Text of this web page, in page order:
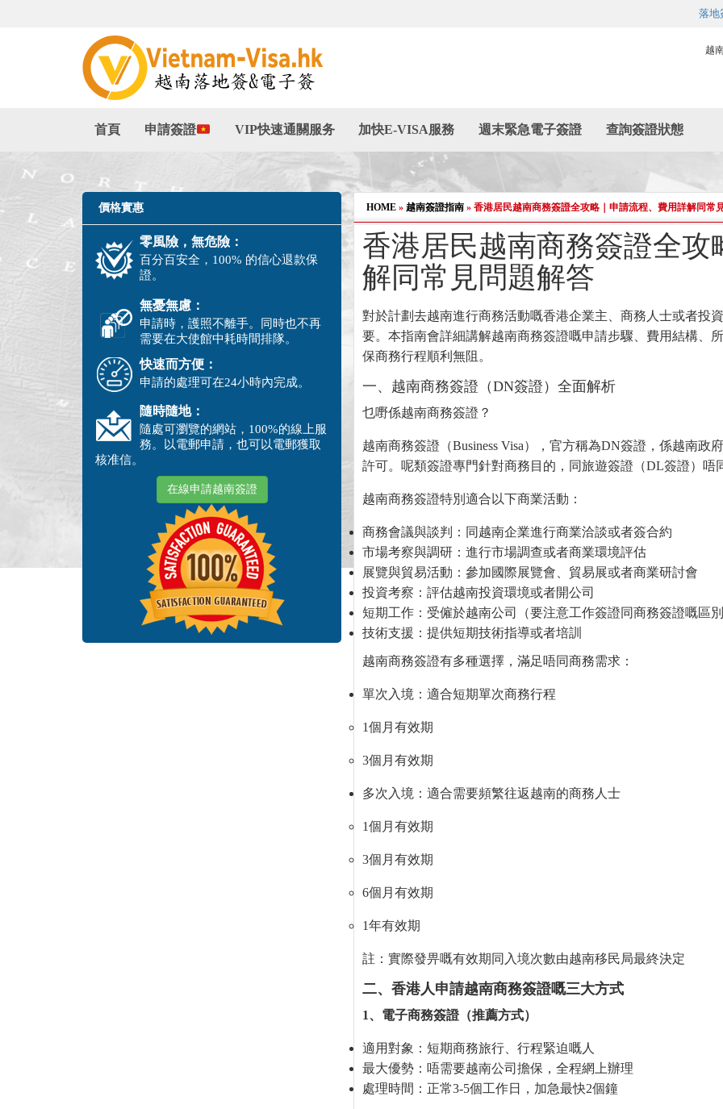
落地
越
首頁 申請簽證 VIP快速通關服务 加快E-VISA服務 週末緊急電子簽證 查詢簽證狀態
HOME » 越南簽證指南 » 香港居民越南商務簽證全攻略｜申請流程、費用詳解同常
香港居民越南商務簽證全
解同常見問題解答
對於計劃去越南進行商務活動嘅香港企業主、商務人士或者投
要。本指南會詳細講解越南商務簽證嘅申請步驟、費用結構、
保商務行程順利無阻。
一、越南商務簽證（DN簽證）全面解析
乜嘢係越南商務簽證？
越南商務簽證（Business Visa），官方稱為DN簽證，係越南
許可。呢類簽證專門針對商務目的，同旅遊簽證（DL簽證）唔
越南商務簽證特別適合以下商業活動：
商務會議與談判：同越南企業進行商業洽談或者簽合約
市場考察與調研：進行市場調查或者商業環境評估
展覽與貿易活動：參加國際展覽會、貿易展或者商業研討會
投資考察：評估越南投資環境或者開公司
短期工作：受僱於越南公司（要注意工作簽證同商務簽證嘅區
技術支援：提供短期技術指導或者培訓
越南商務簽證有多種選擇，滿足唔同商務需求：
單次入境：適合短期單次商務行程
1個月有效期
3個月有效期
多次入境：適合需要頻繁往返越南的商務人士
1個月有效期
3個月有效期
6個月有效期
1年有效期
註：實際發畀嘅有效期同入境次數由越南移民局最終決定
二、香港人申請越南商務簽證嘅三大方式
1、電子商務簽證（推薦方式）
適用對象：短期商務旅行、行程緊迫嘅人
最大優勢：唔需要越南公司擔保，全程網上辦理
處理時間：正常3-5個工作日，加急最快2個鐘
價格實惠
零風險，無危險：
百分百安全，100% 的信心退款保
證。
無憂無慮：
申請時，護照不離手。同時也不再
需要在大使館中耗時間排隊。
快速而方便：
申請的處理可在24小時內完成。
隨時隨地：
隨處可瀏覽的網站，100%的線上服
務。以電郵申請，也可以電郵獲取
核准信。
在線申請越南簽證